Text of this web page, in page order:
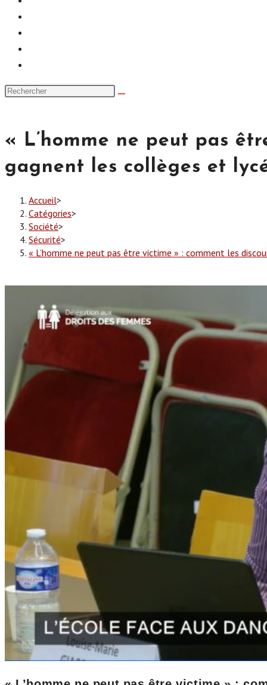
« L’homme ne peut pas
gagnent les collèges et
Accueil>
Catégories>
Société>
Sécurité>
« L’homme ne peut pas être victime » : comment les